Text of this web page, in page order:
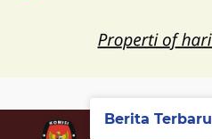
Berita Terbaru